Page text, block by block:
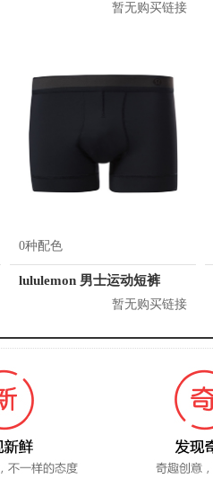
暂无购买链接
0种配色
lululemon 男士运动短裤
暂无购买链接